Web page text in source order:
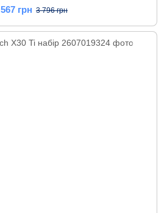
грн 3 796 грн